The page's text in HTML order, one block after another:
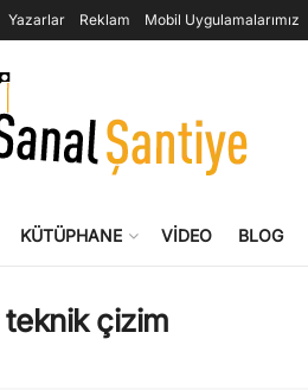
Yazarlar Reklam Mobil Uygulamalarımız
KÜTÜPHANE VIDEO BLOG
teknik çizim